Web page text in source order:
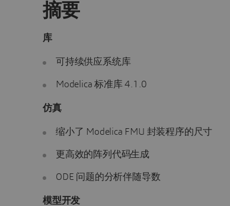
摘要
库
可持续供应系统库
Modelica 标准库 4.1.0
仿真
缩小了 Modelica FMU 封装程序的尺寸
更高效的阵列代码生成
ODE 问题的分析伴随导数
模型开发